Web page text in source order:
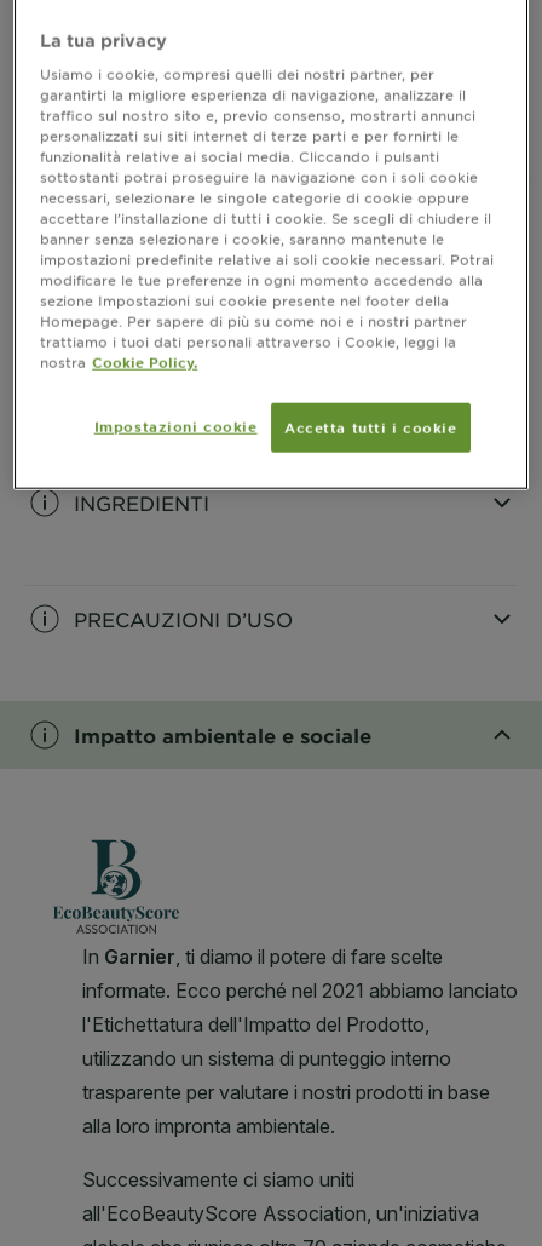
ACQUISTA ORA
Dove acquistare
INFORMAZIONI PRODOTTO
CLOSE SUBPANEL
CLOSE SUBPANEL
INGREDIENTI
PRECAUZIONI D’USO
Impatto ambientale e sociale
La tua privacy
Usiamo i cookie, compresi quelli dei nostri partner, per
garantirti la migliore esperienza di navigazione, analizzare il
traffico sul nostro sito e, previo consenso, mostrarti annunci
personalizzati sui siti internet di terze parti e per fornirti le
funzionalità relative ai social media. Cliccando i pulsanti
sottostanti potrai proseguire la navigazione con i soli cookie
necessari, selezionare le singole categorie di cookie oppure
accettare l’installazione di tutti i cookie. Se scegli di chiudere il
banner senza selezionare i cookie, saranno mantenute le
impostazioni predefinite relative ai soli cookie necessari. Potrai
modificare le tue preferenze in ogni momento accedendo alla
sezione Impostazioni sui cookie presente nel footer della
Homepage. Per sapere di più su come noi e i nostri partner
trattiamo i tuoi dati personali attraverso i Cookie, leggi la
nostra Cookie Policy.
Impostazioni cookie Accetta tutti i cookie